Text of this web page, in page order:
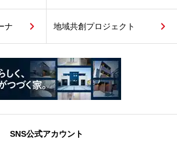
ナ 地域共創プロジェクト
SNS公式アカウント